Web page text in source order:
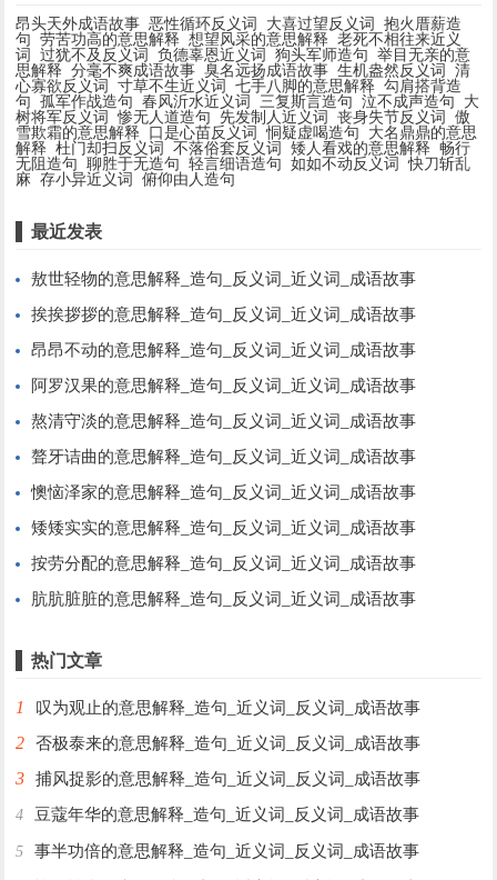
昂头天外成语故事 恶性循环反义词 大喜过望反义词
抱火厝薪造
句
劳苦功高的意思解释 想望风采的意思解释
老死不相往来近义
词
过犹不及反义词 负德辜恩近义词 狗头军师造句
举目无亲的意
思解释
分毫不爽成语故事 臭名远扬成语故事 生机盎然反义词
清
心寡欲反义词
寸草不生近义词 七手八脚的意思解释
勾肩搭背造
句
孤军作战造句 春风沂水近义词 三复斯言造句 泣不成声造句
大
树将军反义词
惨无人道造句 先发制人近义词 丧身失节反义词
傲
雪欺霜的意思解释
口是心苗反义词 恫疑虚喝造句
大名鼎鼎的意思
解释
杜门却扫反义词 不落俗套反义词 矮人看戏的意思解释
畅行
无阻造句
聊胜于无造句 轻言细语造句 如如不动反义词
快刀斩乱
麻
存小异近义词 俯仰由人造句
最近发表
敖世轻物的意思解释_造句_反义词_近义词_成语故事
挨挨拶拶的意思解释_造句_反义词_近义词_成语故事
昂昂不动的意思解释_造句_反义词_近义词_成语故事
阿罗汉果的意思解释_造句_反义词_近义词_成语故事
熬清守淡的意思解释_造句_反义词_近义词_成语故事
聱牙诘曲的意思解释_造句_反义词_近义词_成语故事
懊恼泽家的意思解释_造句_反义词_近义词_成语故事
矮矮实实的意思解释_造句_反义词_近义词_成语故事
按劳分配的意思解释_造句_反义词_近义词_成语故事
肮肮脏脏的意思解释_造句_反义词_近义词_成语故事
热门文章
1 叹为观止的意思解释_造句_近义词_反义词_成语故事
2 否极泰来的意思解释_造句_近义词_反义词_成语故事
3 捕风捉影的意思解释_造句_近义词_反义词_成语故事
4 豆蔻年华的意思解释_造句_近义词_反义词_成语故事
5 事半功倍的意思解释_造句_近义词_反义词_成语故事